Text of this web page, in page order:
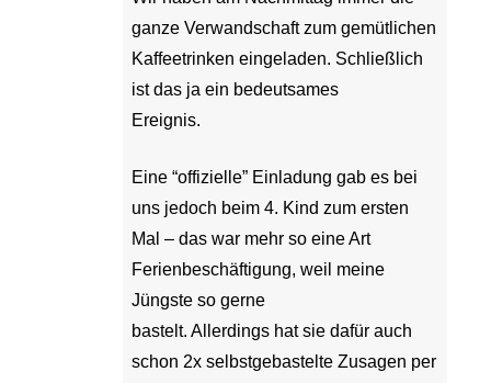
ganze Verwandschaft zum gemütlichen
Kaffeetrinken eingeladen. Schließlich
ist das ja ein bedeutsames
Ereignis.
Eine “offizielle” Einladung gab es bei
uns jedoch beim 4. Kind zum ersten
Mal – das war mehr so eine Art
Ferienbeschäftigung, weil meine
Jüngste so gerne
bastelt. Allerdings hat sie dafür auch
schon 2x selbstgebastelte Zusagen per